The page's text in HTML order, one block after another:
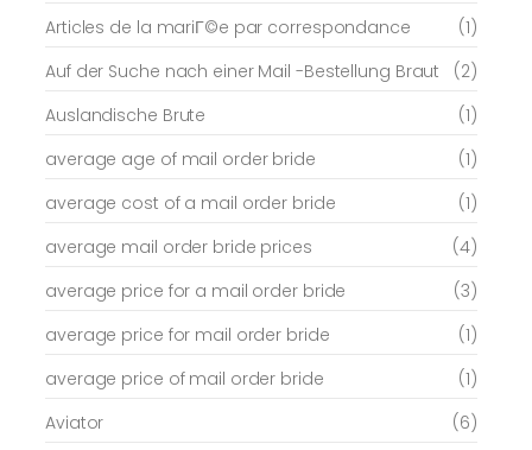
Articles de la mariГ©e par correspondance
(1)
Auf der Suche nach einer Mail -Bestellung Braut
(2)
Auslandische Brute
(1)
average age of mail order bride
(1)
average cost of a mail order bride
(1)
average mail order bride prices
(4)
average price for a mail order bride
(3)
average price for mail order bride
(1)
average price of mail order bride
(1)
Aviator
(6)